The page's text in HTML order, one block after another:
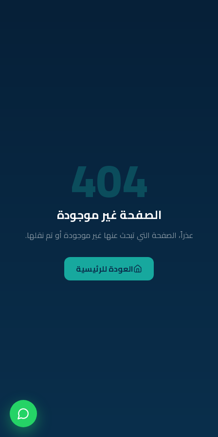
404
الصفحة غير موجودة
عذراً، الصفحة التي تبحث عنها غير موجودة أو تم نقلها.
العودة للرئيسية